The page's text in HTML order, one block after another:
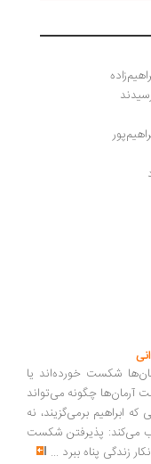
شکست خورده‌اند یا
چگونه می‌تواند
ابراهیم برمی‌گزیند، نه
می‌کند: پذیرفتن شکست
زندگی پناه ببرد ...